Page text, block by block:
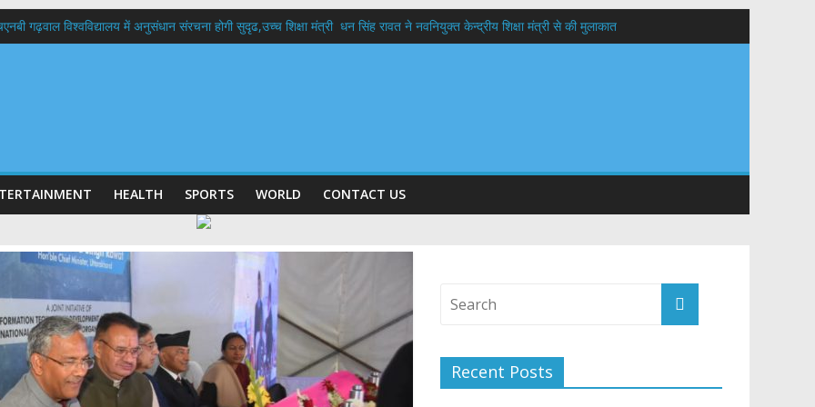
गढ़वाल विश्वविद्यालय में अनुसंधान संरचना होगी सुदृढ,उच्च शिक्षा मंत्री धन सिंह रावत ने नवनियुक्त केन्द्रीय शिक्षा मंत्री से की मुलाकात
दिवस पर मुख्यमंत्री धामी ने उत्कृष्ट बुनकरों और हस्तशिल्प कारीगरों को किया सम्मानित
HEALTH SPORTS WORLD CONTACT US
Recent Posts